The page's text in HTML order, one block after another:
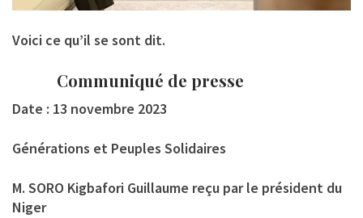
Voici ce qu’il se sont dit.
Communiqué de presse
Date : 13 novembre 2023
Générations et Peuples Solidaires
M. SORO Kigbafori Guillaume reçu par le président du
Niger